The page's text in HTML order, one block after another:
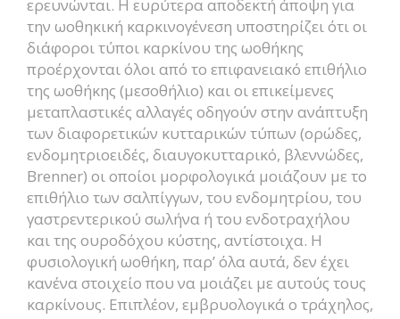
ερευνώνται. Η ευρύτερα αποδεκτή άποψη για
την ωοθηκική καρκινογένεση υποστηρίζει ότι οι
διάφοροι τύποι καρκίνου της ωοθήκης
προέρχονται όλοι από το επιφανειακό επιθήλιο
της ωοθήκης (μεσοθήλιο) και οι επικείμενες
μεταπλαστικές αλλαγές οδηγούν στην ανάπτυξη
των διαφορετικών κυτταρικών τύπων (ορώδες,
ενδομητριοειδές, διαυγοκυτταρικό, βλεννώδες,
Brenner) οι οποίοι μορφολογικά μοιάζουν με το
επιθήλιο των σαλπίγγων, του ενδομητρίου, του
γαστρεντερικού σωλήνα ή του ενδοτραχήλου
και της ουροδόχου κύστης, αντίστοιχα. Η
φυσιολογική ωοθήκη, παρ’ όλα αυτά, δεν έχει
κανένα στοιχείο που να μοιάζει με αυτούς τους
καρκίνους. Επιπλέον, εμβρυολογικά ο τράχηλος,